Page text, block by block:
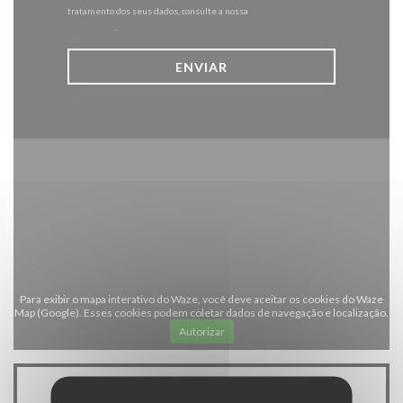
tratamento dos seus dados, consulte a nossa
Para exibir o mapa interativo do Waze, você deve aceitar os cookies do Waze
Map (Google). Esses cookies podem coletar dados de navegação e localização.
Autorizar